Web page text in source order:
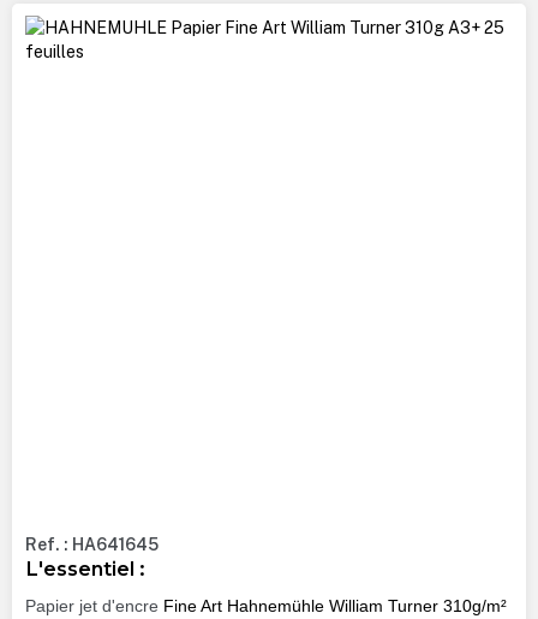
Ignorer la galerie d'images
Ref. : HA641645
L'essentiel :
Papier jet d'encre Fine Art Hahnemühle William Turner 310g/m²